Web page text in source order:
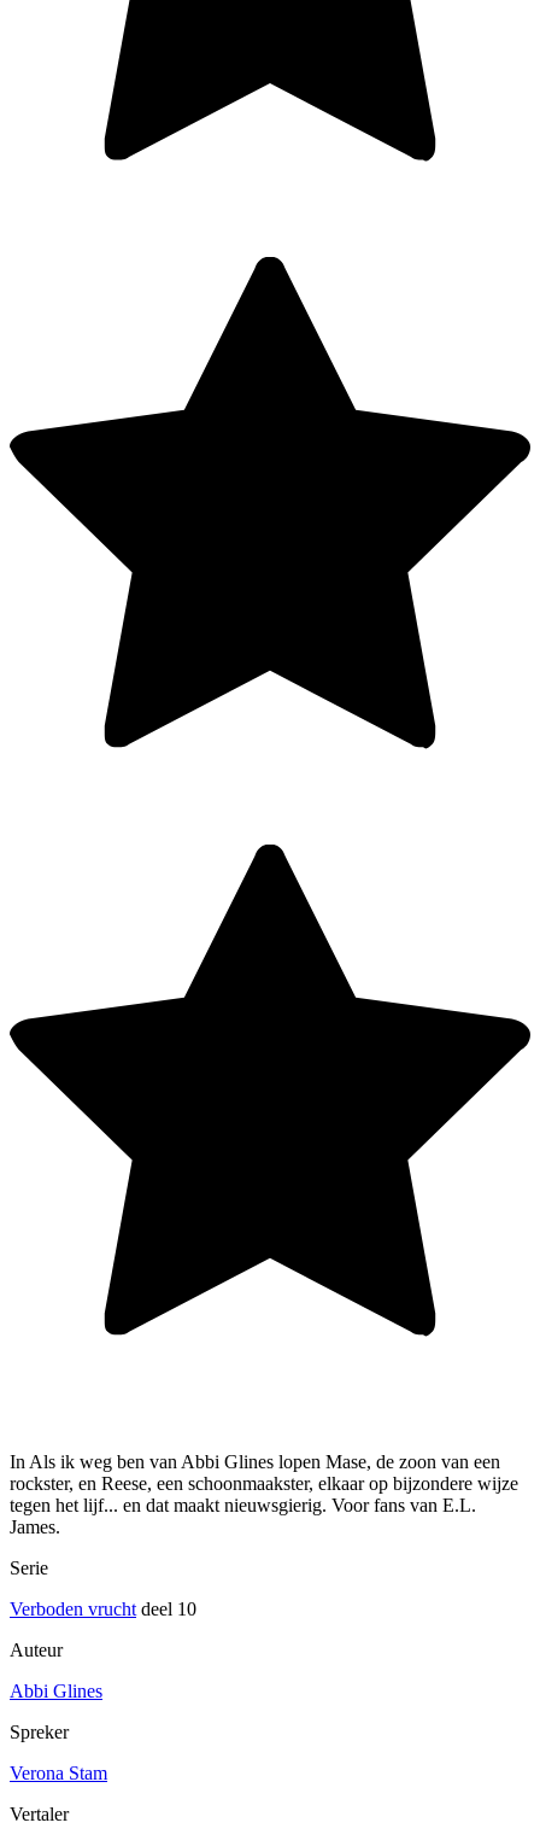
In Als ik weg ben van Abbi Glines lopen Mase, de zoon van een
rockster, en Reese, een schoonmaakster, elkaar op bijzondere wijze
tegen het lijf... en dat maakt nieuwsgierig. Voor fans van E.L.
James.
Serie
Verboden vrucht deel 10
Auteur
Abbi Glines
Spreker
Verona Stam
Vertaler